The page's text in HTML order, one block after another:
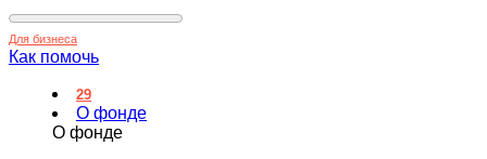
Для бизнеса
Как помочь
29
О фонде
О фонде